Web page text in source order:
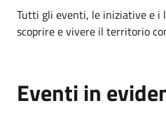
Tutti gli eventi, le iniziative e i
scoprire e vivere il territorio
Eventi in